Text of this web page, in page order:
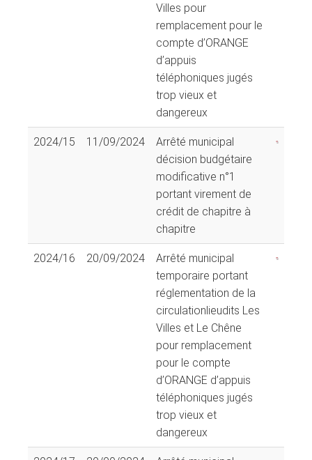
Villes pour
remplacement pour le
compte d’ORANGE
d’appuis
téléphoniques jugés
trop vieux et
dangereux
2024/15 11/09/2024
Arrêté municipal
décision budgétaire
modificative n°1
portant virement de
crédit de chapitre à
chapitre
2024/16 20/09/2024
Arrêté municipal
temporaire portant
réglementation de la
circulationlieudits Les
Villes et Le Chêne
pour remplacement
pour le compte
d’ORANGE d’appuis
téléphoniques jugés
trop vieux et
dangereux